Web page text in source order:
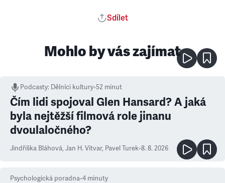
Sdílet
Mohlo by vás zajímat
Podcasty: Dělníci kultury•52 minut
Čím lidi spojoval Glen Hansard? A jaká
byla nejtěžší filmová role jinanu
dvoulaločného?
Jindřiška Bláhová, Jan H. Vitvar, Pavel Turek•8. 8. 2026
Psychologická poradna•4 minuty